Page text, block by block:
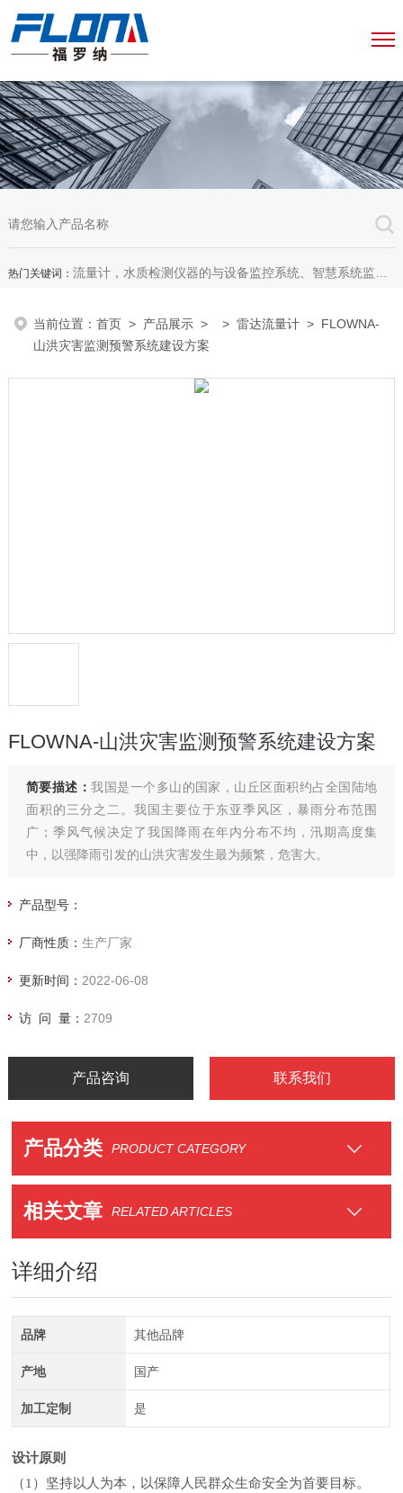
热门关键词： 流量计，水质检测仪器的与设备监控系统、智慧系统监测平台、智慧管网监测系统、园区安全生产与消防安全一体化系统
当前位置：首页 > 产品展示 > >雷达流量计 > FLOWNA-
山洪灾害监测预警系统建设方案
FLOWNA-山洪灾害监测预警系统建设方案
简要描述：我国是一个多山的国家，山丘区面积约占全国陆地
面积的三分之二。我国主要位于东亚季风区，暴雨分布范围
广；季风气候决定了我国降雨在年内分布不均，汛期高度集
中，以强降雨引发的山洪灾害发生最为频繁，危害大。
产品型号：
厂商性质： 生产厂家
更新时间： 2022-06-08
访 问 量： 2709
产品咨询 联系我们
产品分类 PRODUCT CATEGORY
相关文章 RELATED ARTICLES
详细介绍
品牌 其他品牌
产地 国产
加工定制 是
设计原则
（1）坚持以人为本，以保障人民群众生命安全为首要目标。